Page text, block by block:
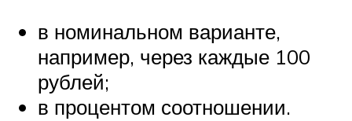
в номинальном варианте,
например, через каждые 100
рублей;
в процентом соотношении.